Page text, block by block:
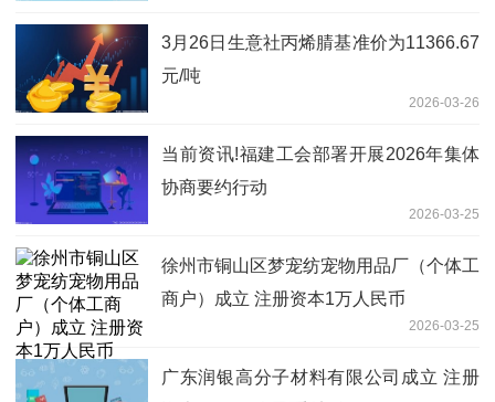
3月26日生意社丙烯腈基准价为11366.67
元/吨
2026-03-26
当前资讯!福建工会部署开展2026年集体
协商要约行动
2026-03-25
徐州市铜山区梦宠纺宠物用品厂（个体工
商户）成立 注册资本1万人民币
2026-03-25
广东润银高分子材料有限公司成立 注册